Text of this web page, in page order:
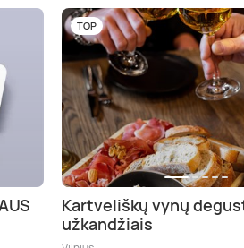
TOP
Kartveliškų vynų
užkandžiais